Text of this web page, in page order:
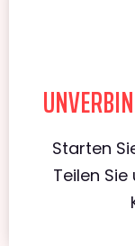
Starten
Teilen